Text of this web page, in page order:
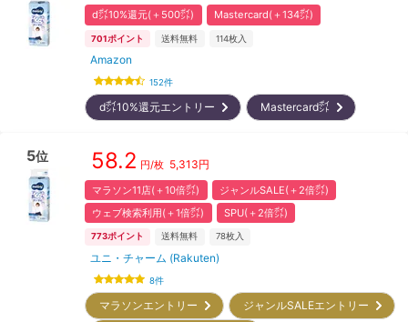
d㌽10%還元(＋500㌽) Mastercard(＋134㌽)
701ポイント 送料無料 114枚入
Amazon
152件
d㌽10%還元エントリー Mastercard㌽
5位 58.2 円/枚 5,313円
マラソン11店(＋10倍㌽)
ジャンルSALE(＋2倍㌽)
ウェブ検索利用(＋1倍㌽)
SPU(＋2倍㌽)
773ポイント 送料無料 78枚入
ユニ・チャーム (Rakuten)
8件
マラソンエントリー
ジャンルSALEエントリー